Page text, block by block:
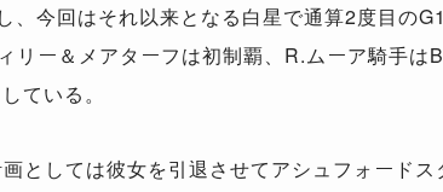
今回はそれ以来となる白星で通算2度目の
ー＆メアターフは初制覇、R.ムーア騎手は
ている。
としては彼女を引退させてアシュフォードス